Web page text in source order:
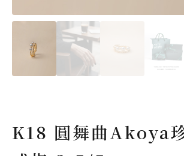
K18 圓舞曲Akoya